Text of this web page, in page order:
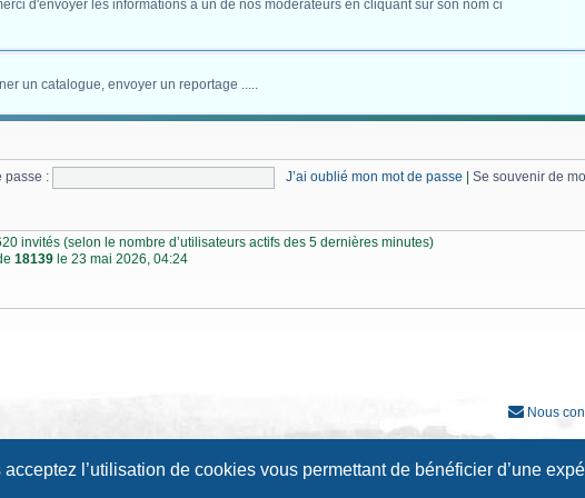
l’utilisation de cookies vous permettant de bénéficier d’une
d'envoyer les informations à un de nos modérateurs en cliquant sur son nom ci
un catalogue, envoyer un reportage .....
passe : J’ai oublié mon mot de passe Se souvenir de
invités (selon le nombre d’utilisateurs actifs des 5 dernières minutes)
18139 le 23 mai 2026, 04:24
Nous
Traduction française officielle©Qiaeru